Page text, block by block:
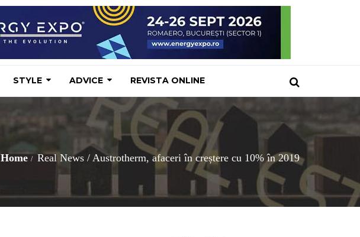
STYLE ADVICE REVISTA ONLINE
Home Real News / Austrotherm, afaceri în creștere cu 10% în 2019